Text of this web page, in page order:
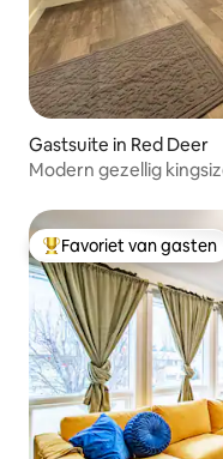
Gastsuite in Red Deer
Modern gezellig
Topfavoriet van
Favoriet van gasten